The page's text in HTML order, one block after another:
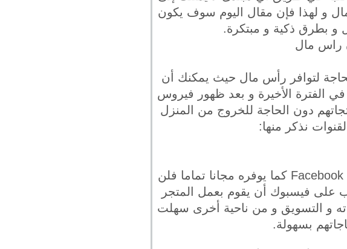
و لهذا فإن مقال اليوم سوف يكون
بطرق ذكية و مبتكرة.
راس مال
لتوافر رأس مال حيث يمكنك أن
الفترة الأخيرة و بعد ظهور فيروس
دون الحاجة للخروج من المنزل
نذكر منها:
حيث يوفر الفيسبوك لمستخدميه سوق فيسبوك أو Facebook Marketplace كما يوفره مجانا تماما فلن
فيسبوك أن يقوم بعمل المتجر
و التسويق و من ناحية أخرى سهلت
بسهولة.